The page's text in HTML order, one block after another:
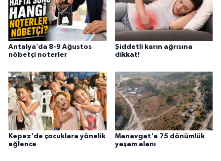
Antalya’da 8-9 Ağustos
nöbetçi noterler
Şiddetli karın ağrısına
dikkat!
Kepez'de çocuklara yönelik
eğlence
Manavgat'a 75 dönümlük
yaşam alanı